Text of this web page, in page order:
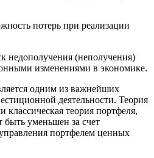
потерь при реализации
недополучения (неполучения)
изменениями в экономике.
одним из важнейших
деятельности. Теория
теория портфеля,
быть уменьшен за счет
портфелем ценных